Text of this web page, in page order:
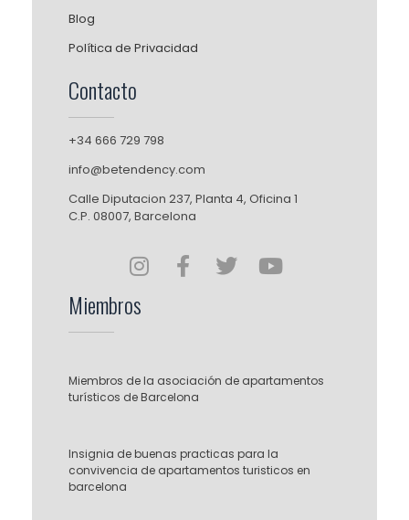
Blog
Política de Privacidad
Contacto
+34 666 729 798
info@betendency.com
Calle Diputacion 237, Planta 4, Oficina 1
C.P. 08007, Barcelona
Miembros
Miembros de la asociación de apartamentos
turísticos de Barcelona
Insignia de buenas practicas para la
convivencia de apartamentos turisticos en
barcelona